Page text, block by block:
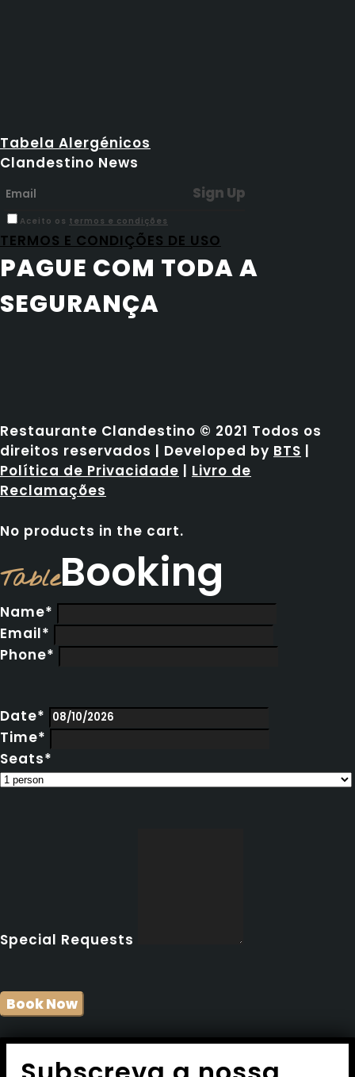
Tabela Alergénicos
Clandestino News
Aceito os termos e condições
TERMOS E CONDIÇÕES DE USO
PAGUE COM TODA A
SEGURANÇA
Restaurante Clandestino © 2021 Todos os
direitos reservados | Developed by BTS |
Política de Privacidade | Livro de
Reclamações
No products in the cart.
TableBooking
Name*
Email*
Phone*
Date*
Time*
Seats*
Special Requests